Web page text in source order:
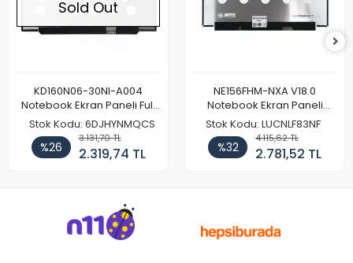
Sold Out
KD160N06-30NI-A004
Notebook Ekran Paneli Full
HD
Stok Kodu: 6DJHYNMQCS
%26
3.131,70 TL
2.319,74 TL
NE156FHM-NXA V18.0
Notebook Ekran Paneli
144Hz
Stok Kodu: LUCNLF83NF
%32
4.115,62 TL
2.781,52 TL